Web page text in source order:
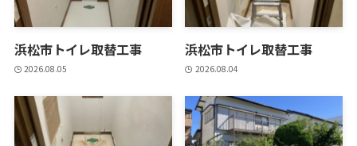
浜松市トイレ取替工事
2026.08.05
浜松市トイレ取替工事
2026.08.04